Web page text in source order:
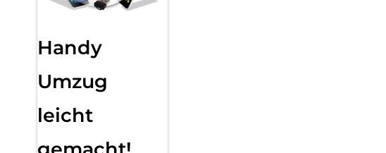
Handy
Umzug
leicht